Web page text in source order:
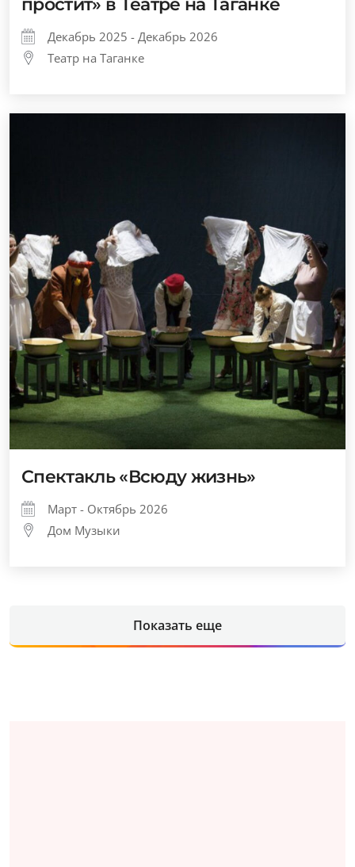
простит» в Театре на Таганке
Декабрь 2025 - Декабрь 2026
Театр на Таганке
Спектакль «Всюду жизнь»
Март - Октябрь 2026
Дом Музыки
Показать еще